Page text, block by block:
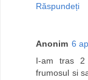
Răspundeți
Anonim 6
I-am tras 2
frumosul si